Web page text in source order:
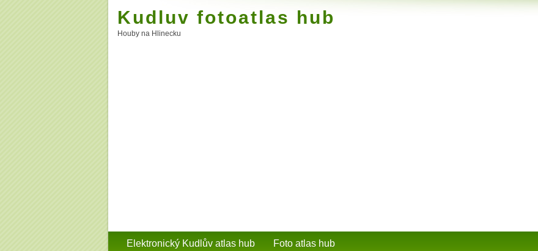
Kudluv fotoatlas hub
Houby na Hlinecku
Elektronický Kudlův atlas hub Foto atlas hub